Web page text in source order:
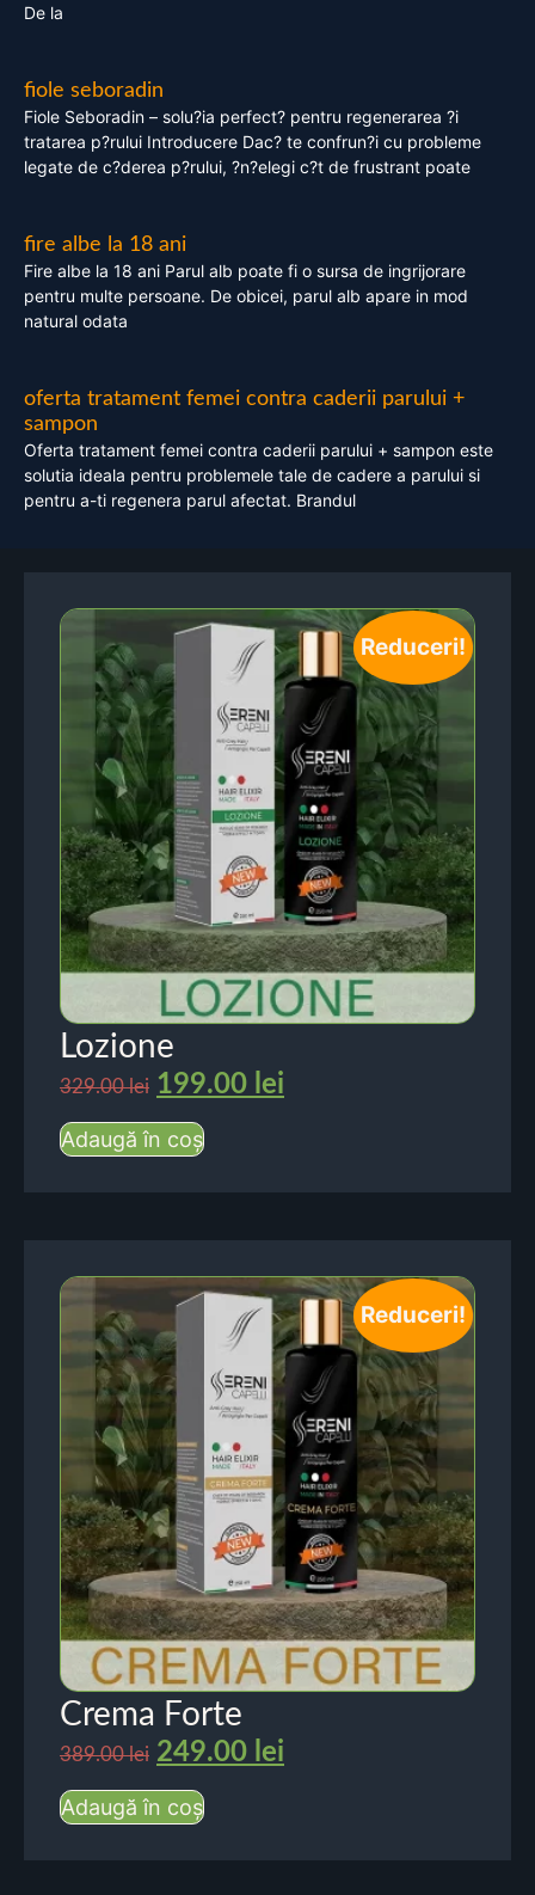
De la
fiole seboradin
Fiole Seboradin – solu?ia perfect? pentru regenerarea ?i
tratarea p?rului Introducere Dac? te confrun?i cu probleme
legate de c?derea p?rului, ?n?elegi c?t de frustrant poate
fire albe la 18 ani
Fire albe la 18 ani Parul alb poate fi o sursa de ingrijorare
pentru multe persoane. De obicei, parul alb apare in mod
natural odata
oferta tratament femei contra caderii parului +
sampon
Oferta tratament femei contra caderii parului + sampon este
solutia ideala pentru problemele tale de cadere a parului si
pentru a-ti regenera parul afectat. Brandul
Reduceri!
Lozione
329.00lei 199.00 lei
Adaugă în coș
Reduceri!
Crema Forte
389.00lei 249.00 lei
Adaugă în coș